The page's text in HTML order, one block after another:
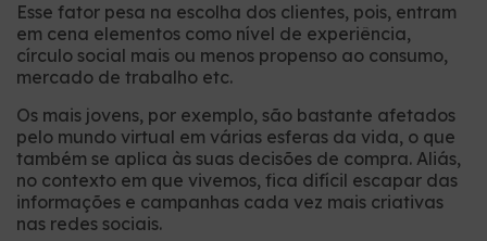
Esse fator pesa na escolha dos clientes, pois, entram
em cena elementos como nível de experiência,
círculo social mais ou menos propenso ao consumo,
mercado de trabalho etc.
Os mais jovens, por exemplo, são bastante afetados
pelo mundo virtual em várias esferas da vida, o que
também se aplica às suas decisões de compra. Aliás,
no contexto em que vivemos, fica difícil escapar das
informações e campanhas cada vez mais criativas
nas redes sociais.